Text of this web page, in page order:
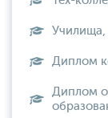
Диплом
Диплом о